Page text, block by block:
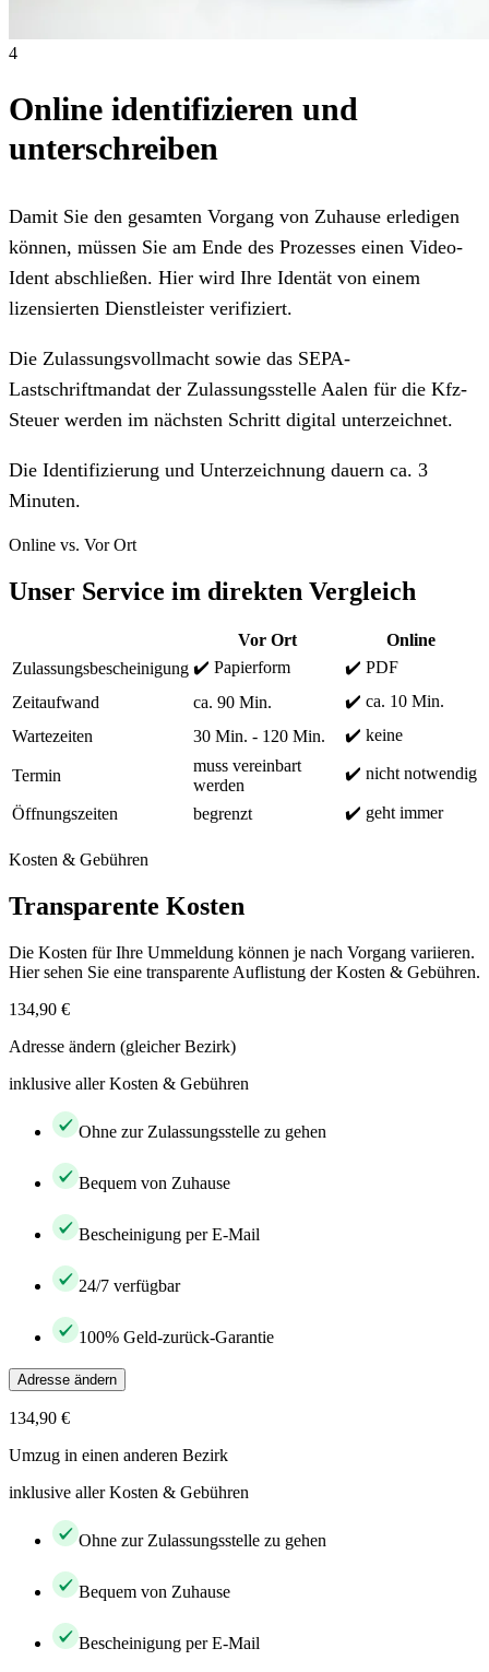
4
Online identifizieren und
unterschreiben
Damit Sie den gesamten Vorgang von Zuhause erledigen
können, müssen Sie am Ende des Prozesses einen Video-
Ident abschließen. Hier wird Ihre Identät von einem
lizensierten Dienstleister verifiziert.
Die Zulassungsvollmacht sowie das SEPA-
Lastschriftmandat der Zulassungsstelle Aalen für die Kfz-
Steuer werden im nächsten Schritt digital unterzeichnet.
Die Identifizierung und Unterzeichnung dauern ca. 3
Minuten.
Online vs. Vor Ort
Unser Service im direkten Vergleich
Vor Ort
Online
Zulassungsbescheinigung ✔️ Papierform
✔️ PDF
Zeitaufwand
ca. 90 Min.
✔️ ca. 10 Min.
Wartezeiten
30 Min. - 120 Min. ✔️ keine
Termin
muss vereinbart
werden
✔️ nicht notwendig
Öffnungszeiten begrenzt ✔️ geht immer
Kosten & Gebühren
Transparente Kosten
Die Kosten für Ihre Ummeldung können je nach Vorgang variieren.
Hier sehen Sie eine transparente Auflistung der Kosten & Gebühren.
134,90 €
Adresse ändern (gleicher Bezirk)
inklusive aller Kosten & Gebühren
Ohne zur Zulassungsstelle zu gehen
Bequem von Zuhause
Bescheinigung per E-Mail
24/7 verfügbar
100% Geld-zurück-Garantie
Adresse ändern
134,90 €
Umzug in einen anderen Bezirk
inklusive aller Kosten & Gebühren
Ohne zur Zulassungsstelle zu gehen
Bequem von Zuhause
Bescheinigung per E-Mail